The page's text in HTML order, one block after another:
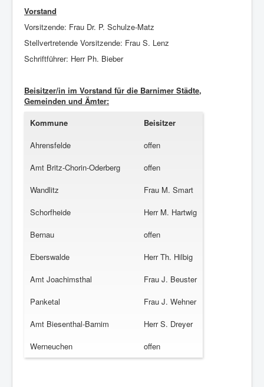
Vorstand
Vorsitzende: Frau Dr. P. Schulze-Matz
Stellvertretende Vorsitzende: Frau S. Lenz
Schriftführer: Herr Ph. Bieber
Beisitzer/in im Vorstand für die Barnimer Städte,
Gemeinden und Ämter:
Kommune
Beisitzer
Ahrensfelde
offen
Amt Britz-Chorin-Oderberg
offen
Wandlitz
Frau M. Smart
Schorfheide
Herr M. Hartwig
Bernau
offen
Eberswalde
Herr Th. Hilbig
Amt Joachimsthal
Frau J. Beuster
Panketal
Frau J. Wehner
Amt Biesenthal-Barnim
Herr S. Dreyer
Werneuchen
offen